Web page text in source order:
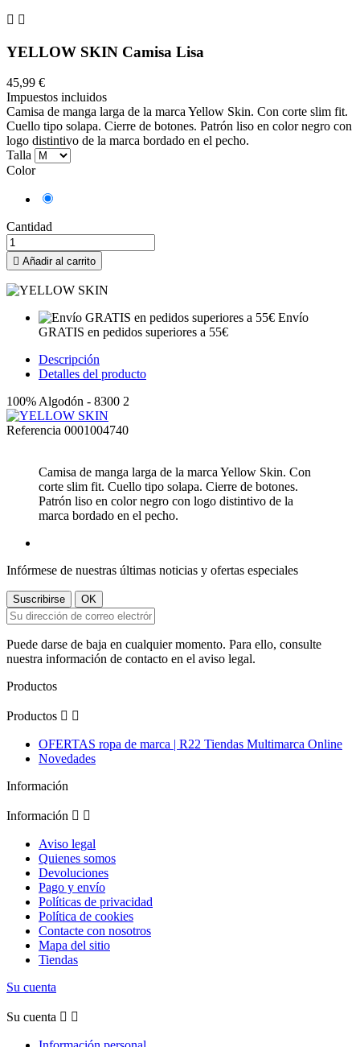
 
YELLOW SKIN Camisa Lisa
45,99 €
Impuestos incluidos
Camisa de manga larga de la marca Yellow Skin. Con corte slim fit.
Cuello tipo solapa. Cierre de botones. Patrón liso en color negro con
logo distintivo de la marca bordado en el pecho.
Talla
Color
Cantidad
 Añadir al carrito
Envío
GRATIS en pedidos superiores a 55€
Descripción
Detalles del producto
100% Algodón - 8300 2
Referencia 0001004740
Camisa de manga larga de la marca Yellow Skin. Con
corte slim fit. Cuello tipo solapa. Cierre de botones.
Patrón liso en color negro con logo distintivo de la
marca bordado en el pecho.
Infórmese de nuestras últimas noticias y ofertas especiales
Puede darse de baja en cualquier momento. Para ello, consulte
nuestra información de contacto en el aviso legal.
Productos
Productos  
OFERTAS ropa de marca | R22 Tiendas Multimarca Online
Novedades
Información
Información  
Aviso legal
Quienes somos
Devoluciones
Pago y envío
Políticas de privacidad
Política de cookies
Contacte con nosotros
Mapa del sitio
Tiendas
Su cuenta
Su cuenta  